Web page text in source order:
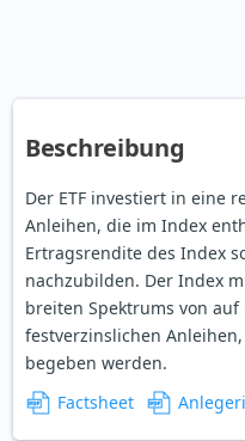
Beschreibung
Der ETF investiert in eine
Anleihen, die im Index
Ertragsrendite des Index
nachzubilden. Der Index
breiten Spektrums von auf
festverzinslichen
begeben werden.
Factsheet